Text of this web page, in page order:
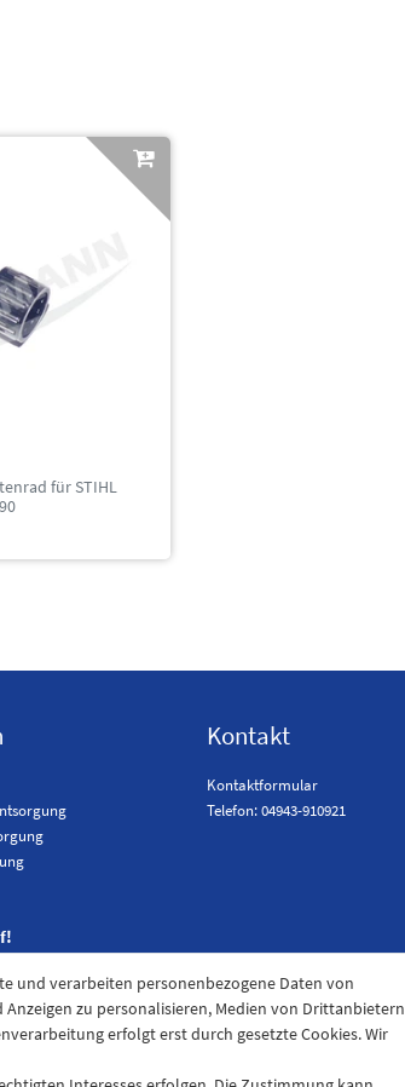
für STIHL
Kontakt
Kontaktformular
Telefon: 04943-910921
und verarbeiten personenbezogene Daten von
Anzeigen zu personalisieren, Medien von Drittanbietern
erfolgt erst durch gesetzte Cookies. Wir